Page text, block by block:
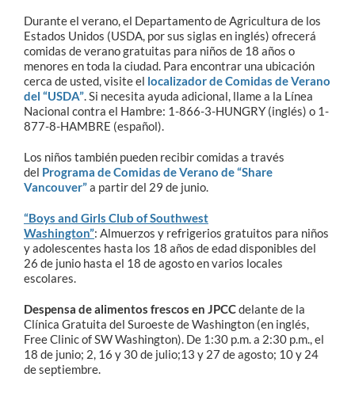
Durante el verano, el Departamento de Agricultura de los
Estados Unidos (USDA, por sus siglas en inglés) ofrecerá
comidas de verano gratuitas para niños de 18 años o
menores en toda la ciudad. Para encontrar una ubicación
cerca de usted, visite el localizador de Comidas de Verano
del “USDA”. Si necesita ayuda adicional, llame a la Línea
Nacional contra el Hambre: 1-866-3-HUNGRY (inglés) o 1-
877-8-HAMBRE (español).
Los niños también pueden recibir comidas a través
del Programa de Comidas de Verano de “Share
Vancouver”a partir del 29 de junio.
“Boys and Girls Club of Southwest
Washington”: Almuerzos y refrigerios gratuitos para niños
y adolescentes hasta los 18 años de edad disponibles del
26 de junio hasta el 18 de agosto en varios locales
escolares.
Despensa de alimentos frescos en JPCCdelante de la
Clínica Gratuita del Suroeste de Washington (en inglés,
Free Clinic of SW Washington). De 1:30 p.m. a 2:30 p.m., el
18 de junio; 2, 16 y 30 de julio;13 y 27 de agosto; 10 y 24
de septiembre.